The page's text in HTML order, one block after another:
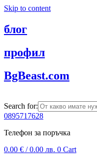
Skip to content
блог
профил
BgBeast.com
Search for:
0895717628
Телефон за поръчка
0.00 € / 0.00 лв. 0 Cart